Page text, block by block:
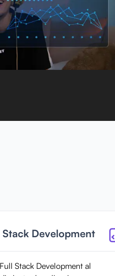
Stack Development
Stack Development al